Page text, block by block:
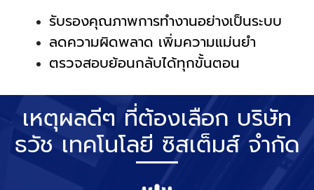
รับรองคุณภาพการทำงานอย่างเป็นระบบ
ลดความผิดพลาด เพิ่มความแม่นยำ
ตรวจสอบย้อนกลับได้ทุกขั้นตอน
เหตุผลดีๆ ที่ต้องเลือก บริษัท
ธวัช เทคโนโลยี ซิสเต็มส์ จำกัด